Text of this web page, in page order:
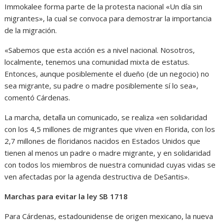
Immokalee forma parte de la protesta nacional «Un día sin
migrantes», la cual se convoca para demostrar la importancia
de la migración.
«Sabemos que esta acción es a nivel nacional. Nosotros,
localmente, tenemos una comunidad mixta de estatus.
Entonces, aunque posiblemente el dueño (de un negocio) no
sea migrante, su padre o madre posiblemente sí lo sea»,
comentó Cárdenas.
La marcha, detalla un comunicado, se realiza «en solidaridad
con los 4,5 millones de migrantes que viven en Florida, con los
2,7 millones de floridanos nacidos en Estados Unidos que
tienen al menos un padre o madre migrante, y en solidaridad
con todos los miembros de nuestra comunidad cuyas vidas se
ven afectadas por la agenda destructiva de DeSantis».
Marchas para evitar la ley SB 1718
Para Cárdenas, estadounidense de origen mexicano, la nueva